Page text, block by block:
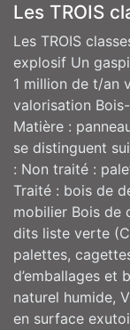
Les TROIS
Les TROIS
explosif Un
1 million de t/an
valorisation
Matière :
se distinguent
: Non traité :
Traité : bois de
mobilier Bois de
dits liste verte
palettes,
d’emballages et
naturel humide,
en surface